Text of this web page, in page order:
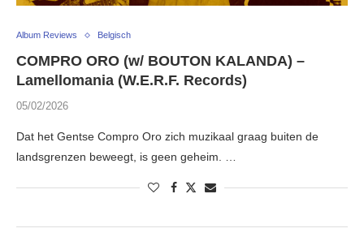
Album Reviews Belgisch
COMPRO ORO (w/ BOUTON KALANDA) –
Lamellomania (W.E.R.F. Records)
05/02/2026
Dat het Gentse Compro Oro zich muzikaal graag buiten de
landsgrenzen beweegt, is geen geheim. …